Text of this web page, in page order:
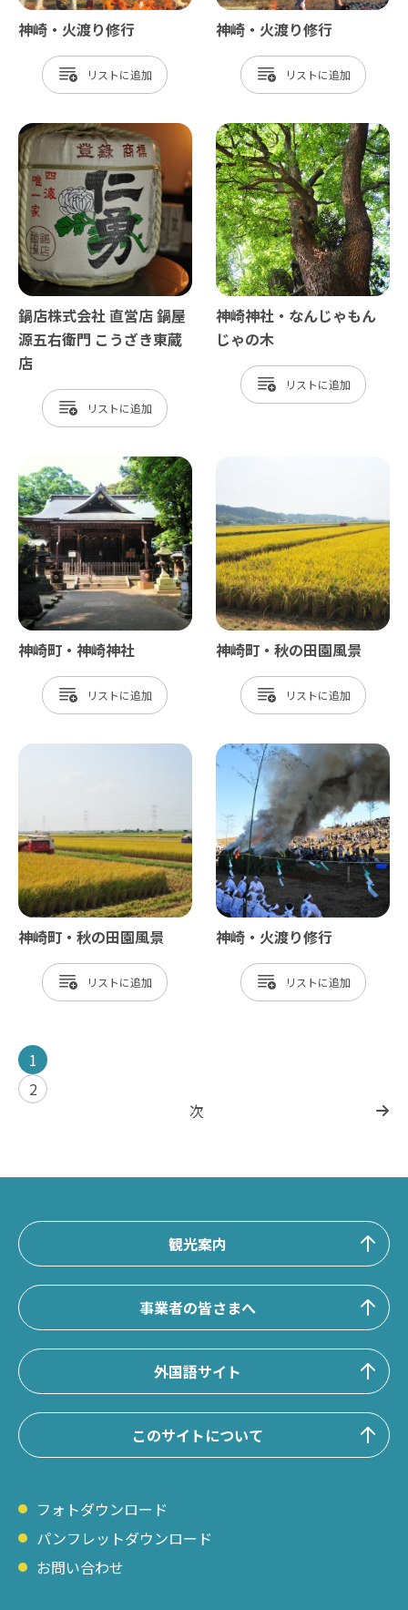
神崎・火渡り修行
リスト
神崎・火渡り修行
リスト
鍋店株式会社 直営店 鍋屋
源五右衛門 こうざき東蔵
店
リスト
神崎神社・なんじゃもん
じゃの木
リスト
神崎町・神崎神社
リスト
神崎町・秋の田園風景
リスト
神崎町・秋の田園風景
リスト
神崎・火渡り修行
リスト
1
2
次
観光案内
事業者の皆さまへ
外国語サイト
このサイトについて
フォトダウンロード
パンフレットダウンロード
お問い合わせ